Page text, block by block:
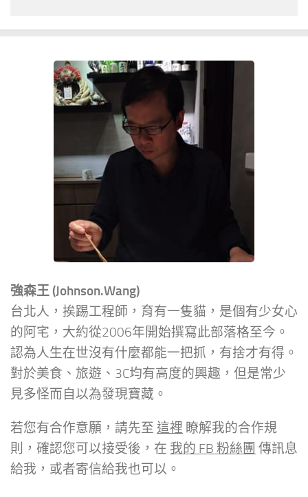
強森王 (Johnson.Wang)
台北人，挨踢工程師，育有一隻貓，是個有少女心
的阿宅，大約從2006年開始撰寫此部落格至今。
認為人生在世沒有什麼都能一把抓，有捨才有得。
對於美食、旅遊、3C均有高度的興趣，但是常少
見多怪而自以為發現寶藏。
若您有合作意願，請先至 這裡 瞭解我的合作規
則，確認您可以接受後，在 我的 FB 粉絲團 傳訊息
給我，或者寄信給我也可以。